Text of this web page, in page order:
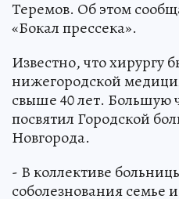
Теремов. Об этом
«Бокал прессека».
Известно, что хирургу
нижегородской
свыше 40 лет. Большую
посвятил Городской
Новгорода.
- В коллективе
соболезнования семье